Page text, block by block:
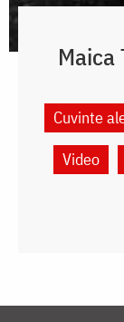
Maica
Cuvinte
Video